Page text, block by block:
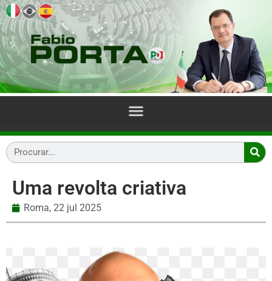
Uma revolta criativa
Roma, 22 jul 2025